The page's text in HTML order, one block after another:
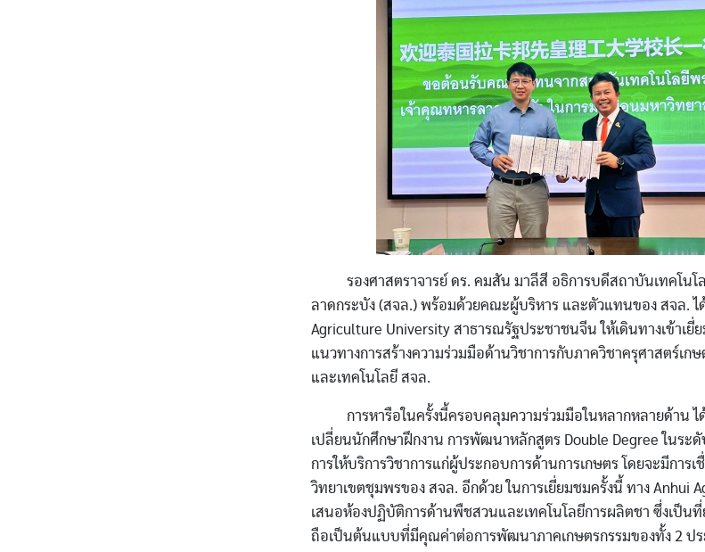
รองศาสตราจารย์ ดร. คมสัน มาลีสี อธิการบดีสถาบันเทคโนโล
ลาดกระบัง (สจล.) พร้อมด้วยคณะผู้บริหาร และตัวแทนของ สจล. ไ
Agriculture University สาธารณรัฐประชาชนจีน ให้เดินทางเข้าเยี่
แนวทางการสร้างความร่วมมือด้านวิชาการกับภาควิชาครุศาสตร์เ
และเทคโนโลยี สจล.
การหารือในครั้งนี้ครอบคลุมความร่วมมือในหลากหลายด้าน ได้
เปลี่ยนนักศึกษาฝึกงาน การพัฒนาหลักสูตร Double Degree ในร
การให้บริการวิชาการแก่ผู้ประกอบการด้านการเกษตร โดยจะมีการเ
วิทยาเขตชุมพรของ สจล. อีกด้วย ในการเยี่ยมชมครั้งนี้ ทาง Anhui
เสนอห้องปฏิบัติการด้านพืชสวนและเทคโนโลยีการผลิตชา ซึ่งเป็น
ถือเป็นต้นแบบที่มีคุณค่าต่อการพัฒนาภาคเกษตรกรรมของทั้ง 2 ปร